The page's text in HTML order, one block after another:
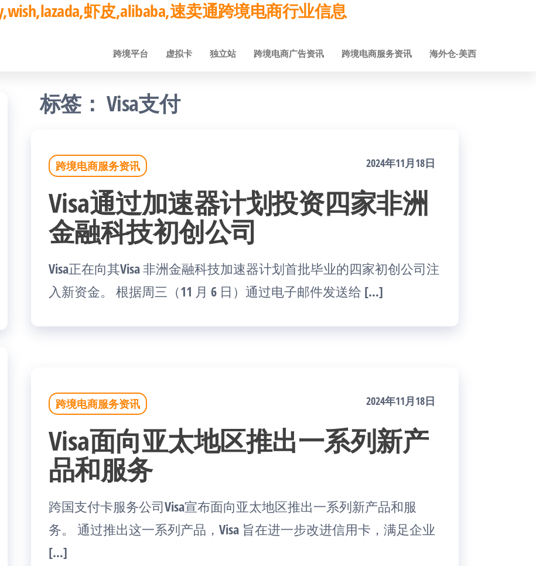
虾皮,alibaba,速卖通跨境电商行业信息
跨境平台 虚拟卡 独立站 跨境电商广告资讯 跨境电商服务资讯 海外仓-美西
标签：Visa支付
跨境电商服务资讯 2024年11月18日
Visa通过加速器计划投资四家非洲
金融科技初创公司
Visa正在向其Visa 非洲金融科技加速器计划首批毕业的四家初创公司注
入新资金。 根据周三（11 月 6 日）通过电子邮件发送给 […]
跨境电商服务资讯 2024年11月18日
Visa面向亚太地区推出一系列新产
品和服务
跨国支付卡服务公司Visa宣布面向亚太地区推出一系列新产品和服
务。 通过推出这一系列产品，Visa 旨在进一步改进信用卡，满足企业
[…]